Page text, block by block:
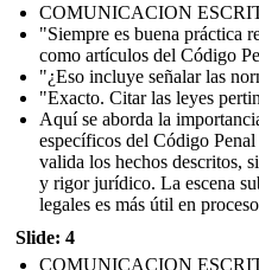
COMUNICACION
"Siempre es buena práctica
como artículos del Código
"¿Eso incluye señalar las
"Exacto. Citar las leyes
Aquí se aborda la
específicos del Código
valida los hechos descritos,
y rigor jurídico. La escena
legales es más útil en
Slide: 4
COMUNICACION